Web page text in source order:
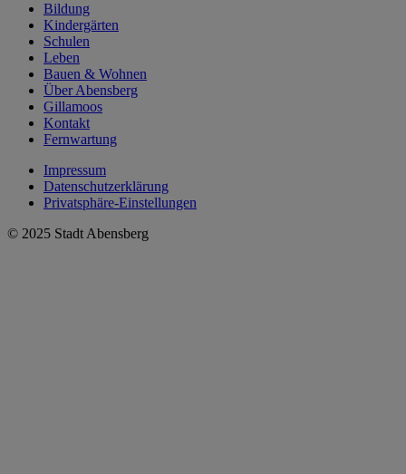
Bildung
Kindergärten
Schulen
Leben
Bauen & Wohnen
Über Abensberg
Gillamoos
Kontakt
Fernwartung
Impressum
Datenschutzerklärung
Privatsphäre-Einstellungen
© 2025 Stadt Abensberg